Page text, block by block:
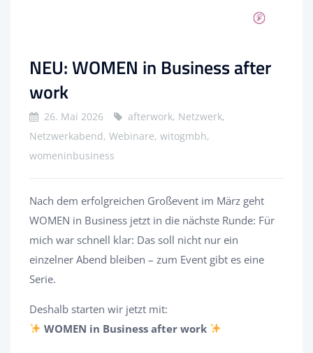
NEU: WOMEN in Business after
work
26. Mai 2026
afterwork, Netzwerk,
Netzwerkabend, Webinare, witogmbh,
womeninbusiness
Nach dem erfolgreichen Großevent im März geht
WOMEN in Business jetzt in die nächste Runde: Für
mich war schnell klar: Das soll nicht nur ein
einzelner Abend bleiben – zum Event gibt es eine
Serie.
Deshalb starten wir jetzt mit:
WOMEN in Business after work